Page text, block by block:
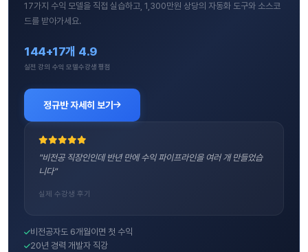
17가지 수익 모델을 직접 실습하고, 1,300만원 상당의 자동화 도구와 소스코
드를 받아가세요.
144+
실전 강의
17개
수익 모델
4.9
수강생 평점
정규반 자세히 보기
"비전공 직장인인데 반년 만에 수익 파이프라인을 여러 개 만들었습
니다"
실제 수강생 후기
비전공자도 6개월이면 첫 수익
20년 경력 개발자 직강